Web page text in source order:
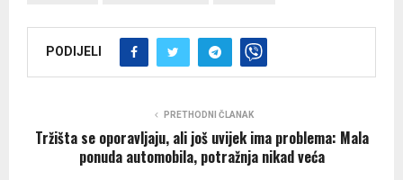
PODIJELI
PRETHODNI ČLANAK
Tržišta se oporavljaju, ali još uvijek ima problema: Mala
ponuda automobila, potražnja nikad veća